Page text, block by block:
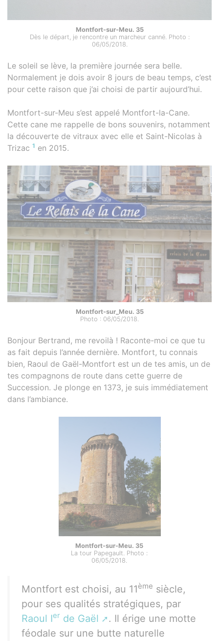
Montfort-sur-Meu. 35
Dès le départ, je rencontre un marcheur canné. Photo :
06/05/2018.
Le soleil se lève, la première journée sera belle.
Normalement je dois avoir 8 jours de beau temps, c’est
pour cette raison que j’ai choisi de partir aujourd’hui.
Montfort-sur-Meu s’est appelé Montfort-la-Cane.
Cette cane me rappelle de bons souvenirs, notamment
la découverte de vitraux avec elle et Saint-Nicolas à
Trizac 1 en 2015.
Montfort-sur_Meu. 35
Photo : 06/05/2018.
Bonjour Bertrand, me revoilà ! Raconte-moi ce que tu
as fait depuis l’année dernière. Montfort, tu connais
bien, Raoul de Gaël-Montfort est un de tes amis, un de
tes compagnons de route dans cette guerre de
Succession. Je plonge en 1373, je suis immédiatement
dans l’ambiance.
Montfort-sur-Meu. 35
La tour Papegault. Photo :
06/05/2018.
Montfort est choisi, au 11ème siècle,
pour ses qualités stratégiques, par
Raoul Ier de Gaël
. Il érige une motte
féodale sur une butte naturelle